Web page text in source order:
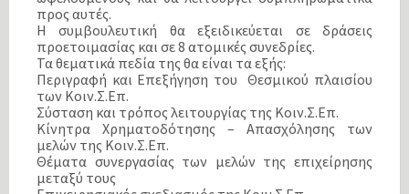
προς αυτές.
Η συμβουλευτική θα εξειδικεύεται σε δράσεις
προετοιμασίας και σε 8 ατομικές συνεδρίες.
Τα θεματικά πεδία της θα είναι τα εξής:
Περιγραφή και Επεξήγηση του Θεσμικού πλαισίου
των Κοιν.Σ.Επ.
Σύσταση και τρόπος λειτουργίας της Κοιν.Σ.Επ.
Κίνητρα Χρηματοδότησης – Απασχόλησης των
μελών της Κοιν.Σ.Επ.
Θέματα συνεργασίας των μελών της επιχείρησης
μεταξύ τους